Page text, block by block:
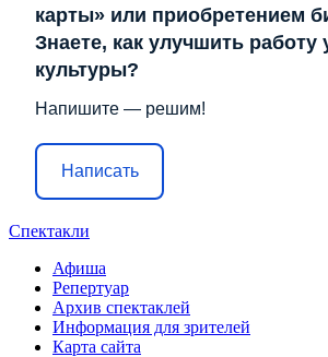
карты» или приобретением
Знаете, как улучшить работу
культуры?
Напишите — решим!
Написать
Спектакли
Афиша
Репертуар
Архив спектаклей
Информация для зрителей
Карта сайта